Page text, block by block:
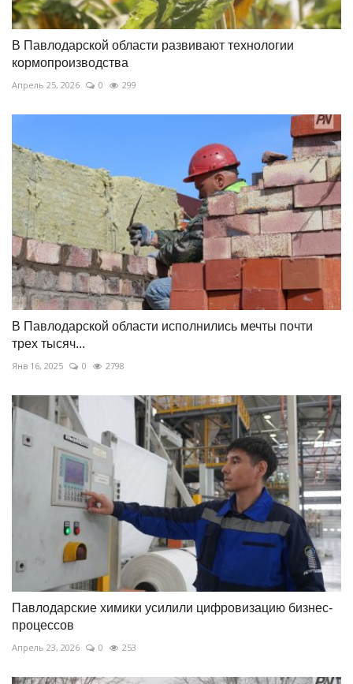
В Павлодарской области развивают технологии
кормопроизводства
Апрель 25, 2026 0 299
В Павлодарской области исполнились мечты почти
трех тысяч...
Янв 16, 2025 0 2798
Павлодарские химики усилили цифровизацию бизнес-
процессов
Апрель 23, 2026 0 253